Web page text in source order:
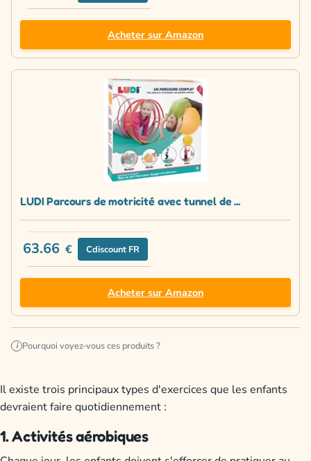
Acheter sur Amazon
LUDI Parcours de motricité avec tunnel de ...
63.66 € Cdiscount FR
Acheter sur Amazon
i Pourquoi voyez-vous ces produits ?
Il existe trois principaux types d'exercices que les enfants
devraient faire quotidiennement :
1. Activités aérobiques